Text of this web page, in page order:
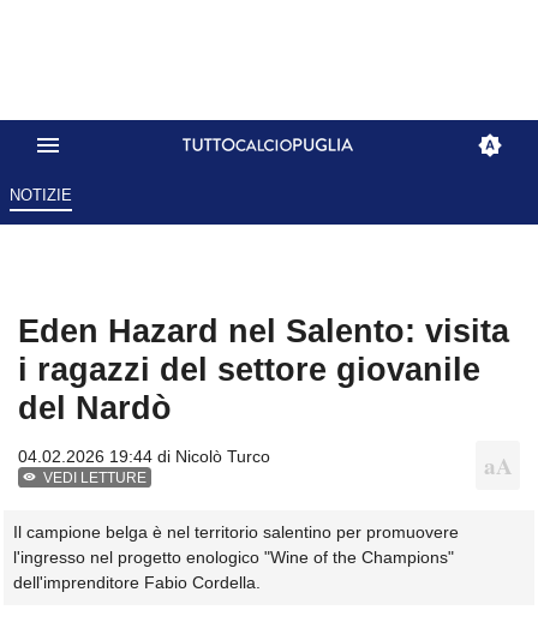
NOTIZIE
Eden Hazard nel Salento: visita
i ragazzi del settore giovanile
del Nardò
04.02.2026 19:44 di Nicolò Turco
VEDI LETTURE
Il campione belga è nel territorio salentino per promuovere
l'ingresso nel progetto enologico "Wine of the Champions"
dell'imprenditore Fabio Cordella.